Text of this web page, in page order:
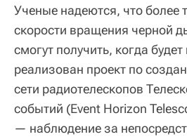
Ученые надеются, что более
скорости вращения черной
смогут получить, когда
реализован проект по
сети радиотелескопов
событий (Event Horizon
— наблюдение за